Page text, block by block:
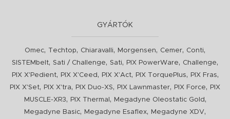
GYÁRTÓK
Omec, Techtop, Chiaravalli, Morgensen, Cemer, Conti,
SISTEMbelt, Sati / Challenge, Sati, PIX PowerWare, Challenge,
PIX X'Pedient, PIX X'Ceed , PIX X'Act, PIX TorquePlus, PIX Fras,
PIX X'Set, PIX X'tra, PIX Duo-XS, PIX Lawnmaster, PIX Force,
PIX
MUSCLE-XR3, PIX Thermal , Megadyne Oleostatic Gold ,
Megadyne Basic, Megadyne Esaflex, Megadyne XDV,